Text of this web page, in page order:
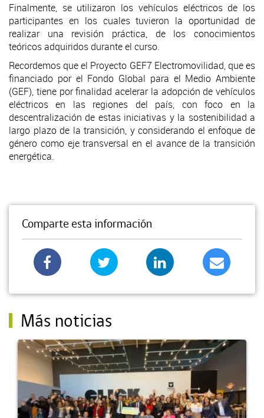
Finalmente, se utilizaron los vehículos eléctricos de los
participantes en los cuales tuvieron la oportunidad de
realizar una revisión práctica, de los conocimientos
teóricos adquiridos durante el curso.
Recordemos que el Proyecto GEF7 Electromovilidad, que es
financiado por el Fondo Global para el Medio Ambiente
(GEF), tiene por finalidad acelerar la adopción de vehículos
eléctricos en las regiones del país, con foco en la
descentralización de estas iniciativas y la sostenibilidad a
largo plazo de la transición, y considerando el enfoque de
género como eje transversal en el avance de la transición
energética.
Comparte esta información
Más noticias